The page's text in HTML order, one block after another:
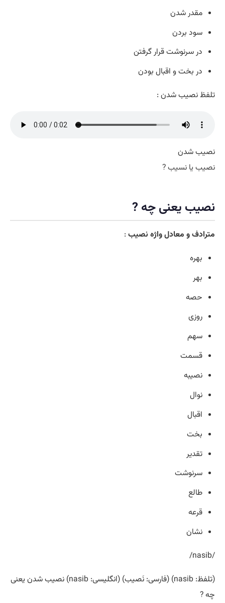
مقدر شدن
سود بردن
در سرنوشت قرار گرفتن
در بخت و اقبال بودن
تلفظ نصیب شدن :
نصیب شدن
نصیب یا نسیب ?
نصیب یعنی چه ?
مترادف و معادل واژه نصیب :
بهره
بهر
حصه
روزی
سهم
قسمت
نصیبه
نوال
اقبال
بخت
تقدیر
سرنوشت
طالع
قرعه
نشان
/nasib/
(تلفظ: nasib) (فارسی: نَصیب) (انگلیسی: nasib) نصیب شدن یعنی
چه ?